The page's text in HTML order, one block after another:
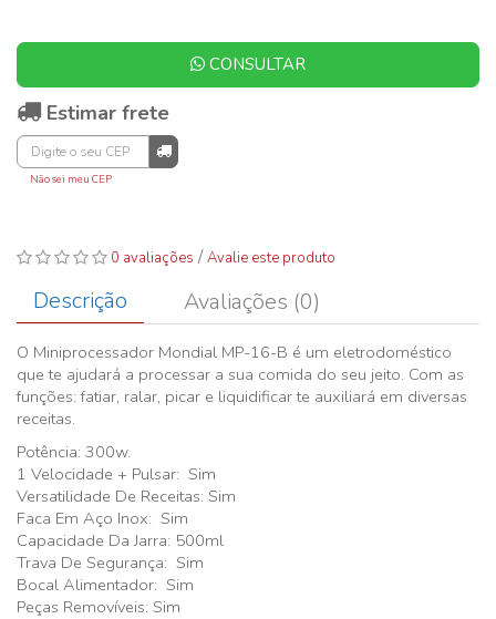
CONSULTAR
Estimar frete
Não sei meu CEP
0 avaliações /Avalie este produto
Descrição Avaliações (0)
O Miniprocessador Mondial MP-16-B é um eletrodoméstico
que te ajudará a processar a sua comida do seu jeito. Com as
funções: fatiar, ralar, picar e liquidificar te auxiliará em diversas
receitas.
Potência: 300w.
1 Velocidade + Pulsar: Sim
Versatilidade De Receitas: Sim
Faca Em Aço Inox: Sim
Capacidade Da Jarra: 500ml
Trava De Segurança: Sim
Bocal Alimentador: Sim
Peças Removíveis: Sim